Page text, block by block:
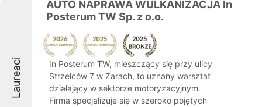
Laureaci
AUTO NAPRAWA WULKANIZACJA In
Posterum TW Sp. z o.o.
In Posterum TW, mieszczący się przy ulicy
Strzelców 7 w Żarach, to uznany warsztat
działający w sektorze motoryzacyjnym.
Firma specjalizuje się w szeroko pojętych